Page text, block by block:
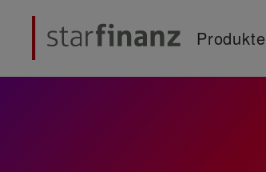
Produkte